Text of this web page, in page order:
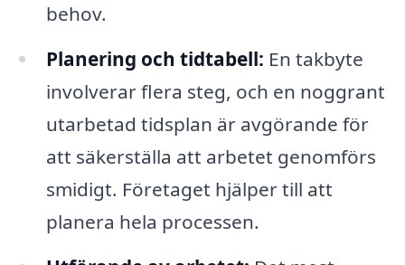
behov.
Planering och tidtabell: En takbyte
involverar flera steg, och en noggrant
utarbetad tidsplan är avgörande för
att säkerställa att arbetet genomförs
smidigt. Företaget hjälper till att
planera hela processen.